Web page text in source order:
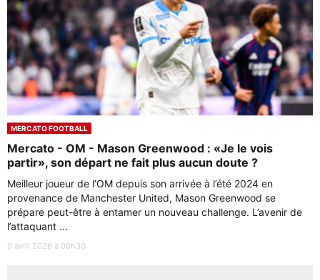
MERCATO FOOTBALL
Mercato - OM - Mason Greenwood : «Je le vois
partir», son départ ne fait plus aucun doute ?
Meilleur joueur de l’OM depuis son arrivée à l’été 2024 en
provenance de Manchester United, Mason Greenwood se
prépare peut-être à entamer un nouveau challenge. L’avenir de
l’attaquant ...
9 avril 2026 à 00h30